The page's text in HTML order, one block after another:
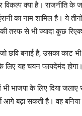
क्या है। राजनीति के
का नाम शामिल है। ये
तरफ से भी ज्यादा कुछ
छवि बनाई है, उसका काट
लिए यह चयन फायदेमंद होगा।
भाजपा के लिए दिया
आगे बढ़ा सकती है। वह